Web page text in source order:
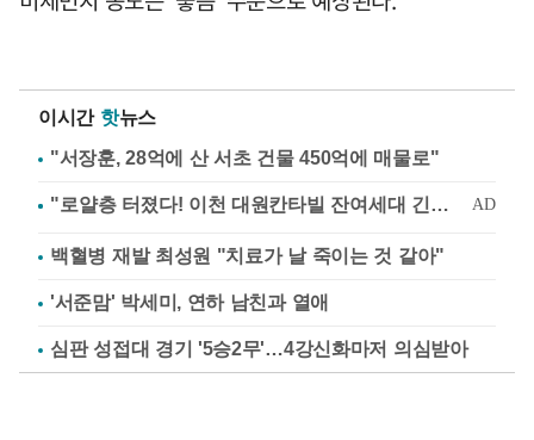
이시간 핫뉴스
"서장훈, 28억에 산 서초 건물 450억에 매물로"
백혈병 재발 최성원 "치료가 날 죽이는 것 같아"
'서준맘' 박세미, 연하 남친과 열애
심판 성접대 경기 '5승2무'…4강신화마저 의심받아